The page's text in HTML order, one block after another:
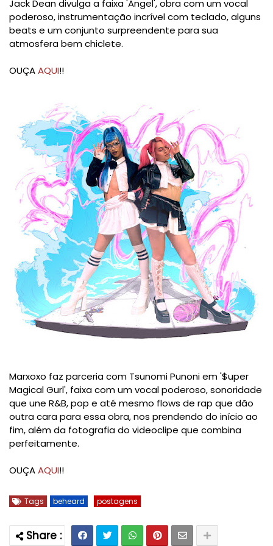
Jack Dean divulga a faixa 'Angel', obra com um vocal
poderoso, instrumentação incrível com teclado, alguns
beats e um conjunto surpreendente para sua
atmosfera bem chiclete.
OUÇAAQUI!!
Marxoxo faz parceria com Tsunomi Punoni em '$uper
Magical Gurl', faixa com um vocal poderoso, sonoridade
que une R&B, pop e até mesmo flows de rap que dão
outra cara para essa obra, nos prendendo do início ao
fim, além da fotografia do videoclipe que combina
perfeitamente.
OUÇAAQUI!!
Tags beheard postagens